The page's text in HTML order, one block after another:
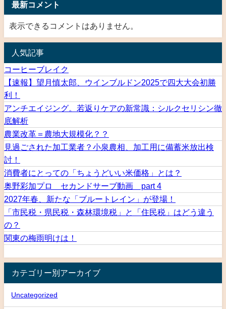
最新コメント
表示できるコメントはありません。
人気記事
コーヒーブレイク
【速報】望月慎太郎、ウインブルドン2025で四大大会初勝
利！
アンチエイジング。若返りケアの新常識：シルクセリシン徹
底解析
農業改革＝農地大規模化？？
見過ごされた加工業者？小泉農相、加工用に備蓄米放出検
討！
消費者にとっての「ちょうどいい米価格」とは？
奥野彩加プロ セカンドサーブ動画 part 4
2027年春、新たな「ブルートレイン」が登場！
「市民税・県民税・森林環境税」と「住民税」はどう違う
の？
関東の梅雨明けは！
カテゴリー別アーカイブ
Uncategorized